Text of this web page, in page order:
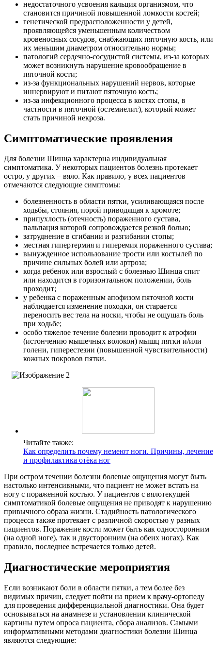
недостаточного усвоения кальция организмом, что
становится причиной повышенной ломкости костей;
генетической предрасположенности у детей,
проявляющейся уменьшенным количеством
кровеносных сосудов, снабжающих пяточную кость, или
их меньшим диаметром относительно нормы;
патологий сердечно-сосудистой системы, из-за которых
может возникнуть нарушение кровообращение в
пяточной кости;
из-за функциональных нарушений нервов, которые
иннервируют и питают пяточную кость;
из-за инфекционного процесса в костях стопы, в
частности в пяточной (остемиелит), который может
стать причиной некроза.
Симптоматические проявления
Для болезни Шинца характерна индивидуальная
симптоматика. У некоторых пациентов болезнь протекает
остро, у других – вяло. Как правило, у всех пациентов
отмечаются следующие симптомы:
болезненность в области пятки, усиливающаяся после
ходьбы, стояния, порой приводящая к хромоте;
припухлость (отечность) пораженного сустава,
пальпация которой сопровождается резкой болью;
затруднение в сгибании и разгибании стопы;
местная гипертермия и гиперемия пораженного сустава;
вынужденное использование трости или костылей по
причине сильных болей или артроза;
когда ребенок или взрослый с болезнью Шинца спит
или находится в горизонтальном положении, боль
проходит;
у ребенка с пораженным апофизом пяточной кости
наблюдается изменение походки, он старается
переносить вес тела на носки, чтобы не ощущать боль
при ходьбе;
особо тяжелое течение болезни проводит к атрофии
(истончению мышечных волокон) мышц пятки и/или
голени, гиперестезии (повышенной чувствительности)
кожных покровов пятки.
Читайте также:
Как определить почему немеют ноги. Причины, лечение
и профилактика отёка ног
При остром течении болезни болевые ощущения могут быть
настолько интенсивными, что пациент не может встать на
ногу с пораженной костью. У пациентов с вялотекущей
симптоматикой болевые ощущения не приводят к нарушению
привычного образа жизни. Стадийность патологического
процесса также протекает с различной скоростью у разных
пациентов. Поражение кости может быть как односторонним
(на одной ноге), так и двусторонним (на обеих ногах). Как
правило, последнее встречается только детей.
Диагностические мероприятия
Если возникают боли в области пятки, а тем более без
видимых причин, следует пойти на прием к врачу-ортопеду
для проведения дифференциальной диагностики. Она будет
основываться на анамнезе и установлении клинической
картины путем опроса пациента, сбора анализов. Самыми
информативными методами диагностики болезни Шинца
являются следующие: